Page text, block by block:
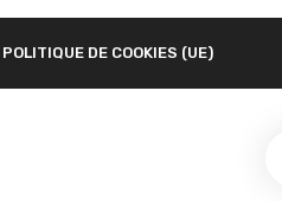
POLITIQUE DE COOKIES (UE)
données personnelles seront